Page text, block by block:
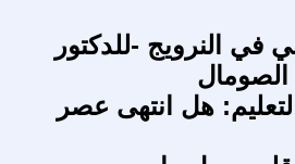
في النرويج -للدكتور
هل انتهى عصر